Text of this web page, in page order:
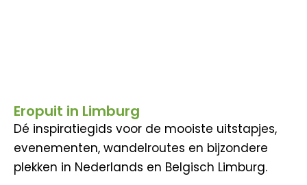
Eropuit in Limburg
Dé inspiratiegids voor de mooiste uitstapjes,
evenementen, wandelroutes en bijzondere
plekken in Nederlands en Belgisch Limburg.